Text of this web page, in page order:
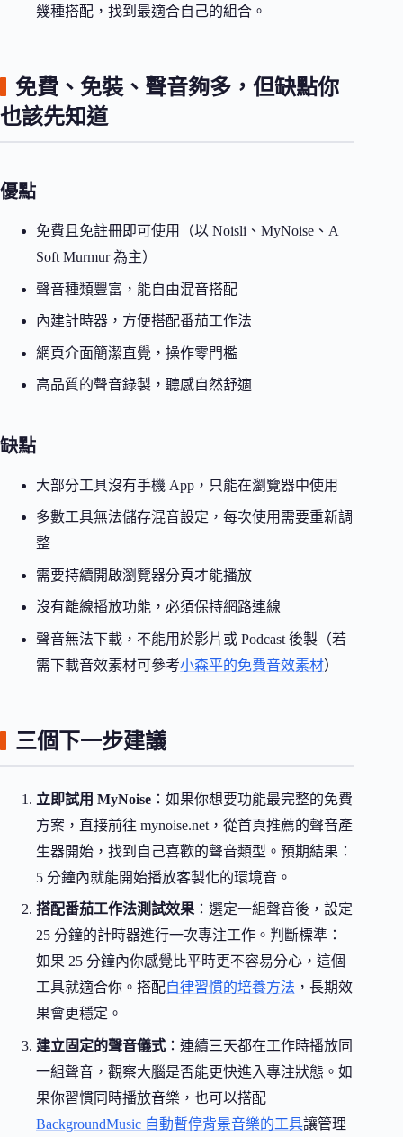
幾種搭配，找到最適合自己的組合。
免費、免裝、聲音夠多，但缺點你
也該先知道
優點
免費且免註冊即可使用（以 Noisli、MyNoise、A
Soft Murmur 為主）
聲音種類豐富，能自由混音搭配
內建計時器，方便搭配番茄工作法
網頁介面簡潔直覺，操作零門檻
高品質的聲音錄製，聽感自然舒適
缺點
大部分工具沒有手機 App，只能在瀏覽器中使用
多數工具無法儲存混音設定，每次使用需要重新調
整
需要持續開啟瀏覽器分頁才能播放
沒有離線播放功能，必須保持網路連線
聲音無法下載，不能用於影片或 Podcast 後製（若
需下載音效素材可參考小森平的免費音效素材）
三個下一步建議
立即試用 MyNoise ：如果你想要功能最完整的免費
方案，直接前往 mynoise.net，從首頁推薦的聲音產
生器開始，找到自己喜歡的聲音類型。預期結果：
5 分鐘內就能開始播放客製化的環境音。
搭配番茄工作法測試效果 ：選定一組聲音後，設定
25 分鐘的計時器進行一次專注工作。判斷標準：
如果 25 分鐘內你感覺比平時更不容易分心，這個
工具就適合你。搭配自律習慣的培養方法 ，長期效
果會更穩定。
建立固定的聲音儀式 ：連續三天都在工作時播放同
一組聲音，觀察大腦是否能更快進入專注狀態。如
果你習慣同時播放音樂，也可以搭配
BackgroundMusic 自動暫停背景音樂的工具讓管理